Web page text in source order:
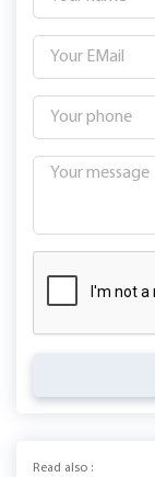
Read also :